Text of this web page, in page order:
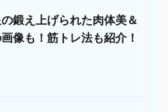
鍛え上げられた肉体美＆
像も！筋トレ法も紹介！